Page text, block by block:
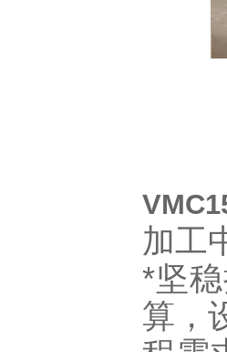
加工
*坚
算，